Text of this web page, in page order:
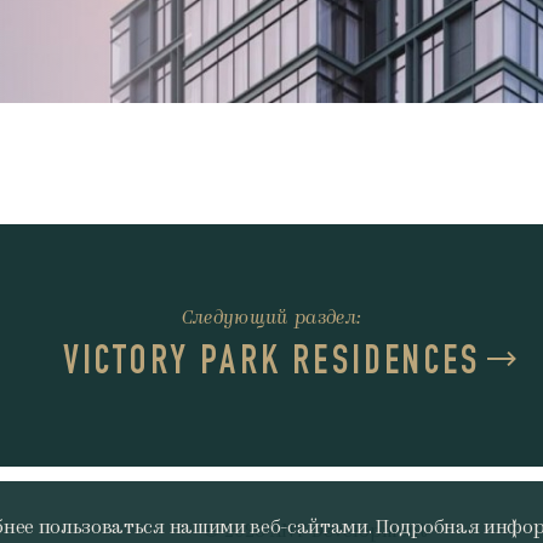
Следующий раздел:
VICTORY PARK RESIDENCES
© 2026 ANT Development
пользоваться нашими веб-сайтами. Подробная